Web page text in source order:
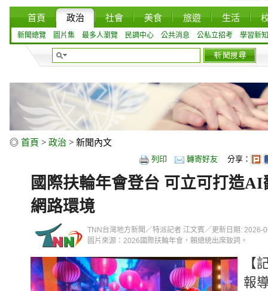
首頁 政治 社會 美食 旅遊 生活
新聞總覽 圖片集 最多人瀏覽 民調中心 公共消息 公私立招考 學習新知
◎ 首頁 > 政治 > 新聞內文
列印 轉寄好友 分享：
國際扶輪年會登台 可立可打造
網路環境
TNN台灣地方新聞／特派記者 江文賓／更新日期: 2026-
圖片來源：2026國際扶輪年會，賴總統出席致詞。
【
報